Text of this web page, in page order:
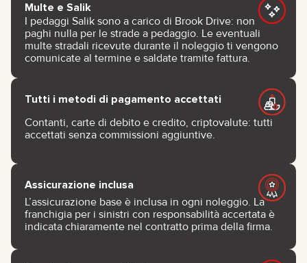
Multe e Salik
I pedaggi Salik sono a carico di Brook Drive: non
paghi nulla per le strade a pedaggio. Le eventuali
multe stradali ricevute durante il noleggio ti vengono
comunicate al termine e saldate tramite fattura.
Tutti i metodi di pagamento accettati
Contanti, carte di debito e credito, criptovalute: tutti
accettati senza commissioni aggiuntive.
Assicurazione inclusa
L’assicurazione base è inclusa in ogni noleggio. La
franchigia per i sinistri con responsabilità accertata è
indicata chiaramente nel contratto prima della firma.